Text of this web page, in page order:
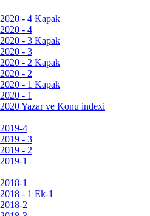
2020 - 4 Kapak
2020 - 4
2020 - 3 Kapak
2020 - 3
2020 - 2 Kapak
2020 - 2
2020 - 1 Kapak
2020 - 1
2020 Yazar ve Konu indexi
2019-4
2019 - 3
2019 - 2
2019-1
2018-1
2018 - 1 Ek-1
2018-2